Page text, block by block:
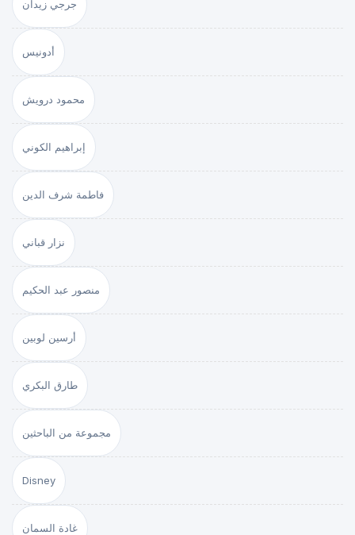
جرجي زيدان
أدونيس
محمود درويش
إبراهيم الكوني
فاطمة شرف الدين
نزار قباني
منصور عبد الحكيم
أرسين لوبين
طارق البكري
مجموعة من الباحثين
Disney
غادة السمان